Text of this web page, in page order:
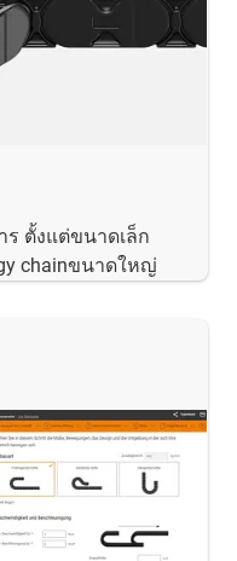
ร ตั้งแต่ขนาดเล็ก
chainขนาดใหญ่